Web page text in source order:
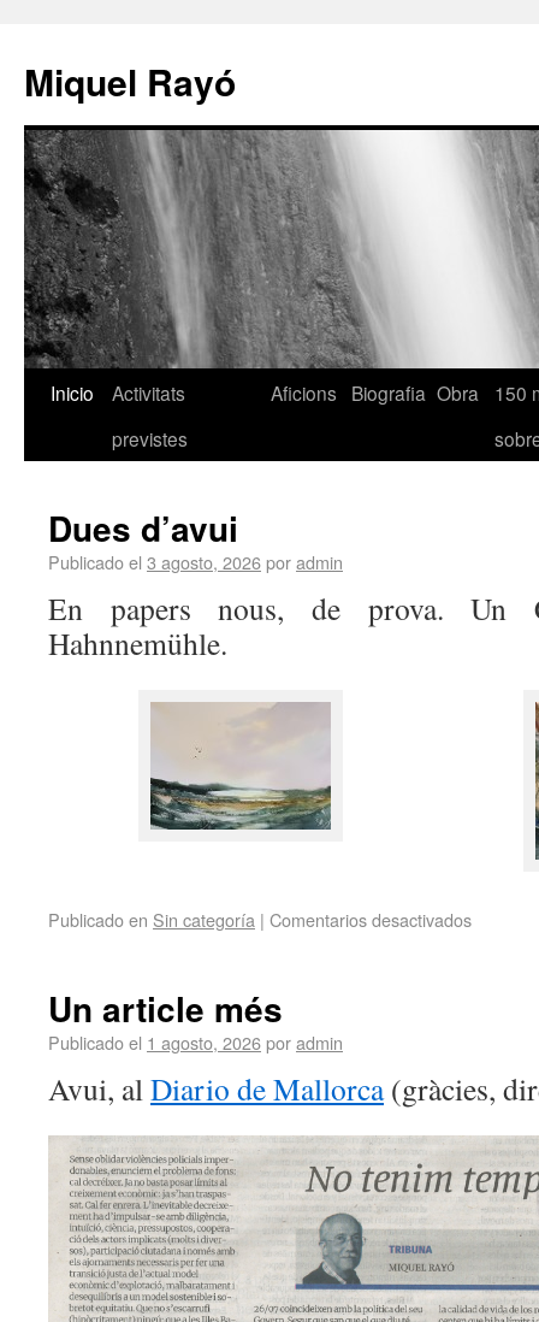
Miquel Rayó
Inicio
Activitats
previstes
Aficions Biografia Obra
150
Dues d’avui
Publicado el 3 agosto, 2026poradmin
En papers nous, de prova. Un
Hahnnemühle.
Publicado en Sin categoría | Comentarios desactivados
Un article més
Publicado el 1 agosto, 2026poradmin
Avui, alDiario de Mallorca(gràcies,